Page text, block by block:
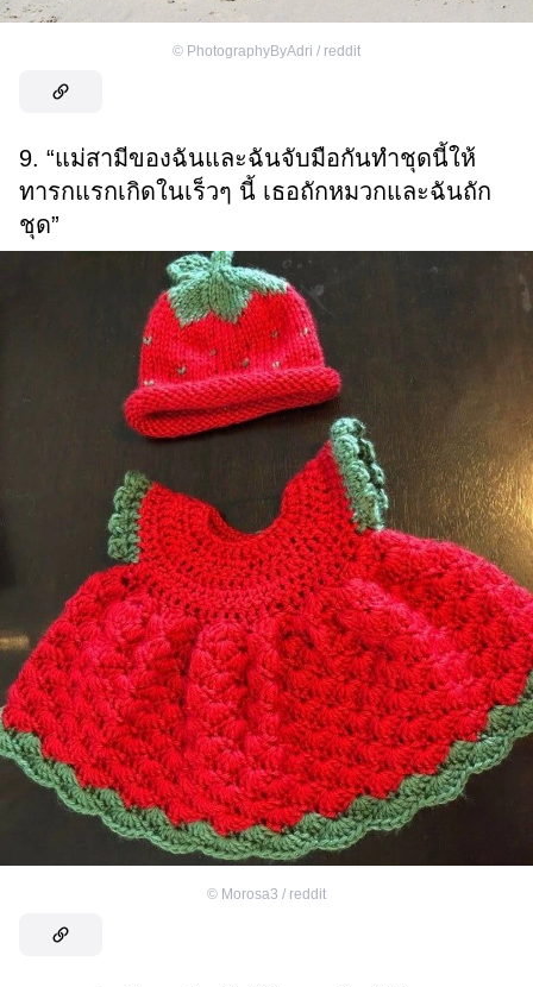
© PhotographyByAdri / reddit
9. “แม่สามีของฉันและฉันจับมือกันทำชุดนี้ให้
ทารกแรกเกิดในเร็วๆ นี้ เธอถักหมวกและฉันถัก
ชุด”
© Morosa3 / reddit